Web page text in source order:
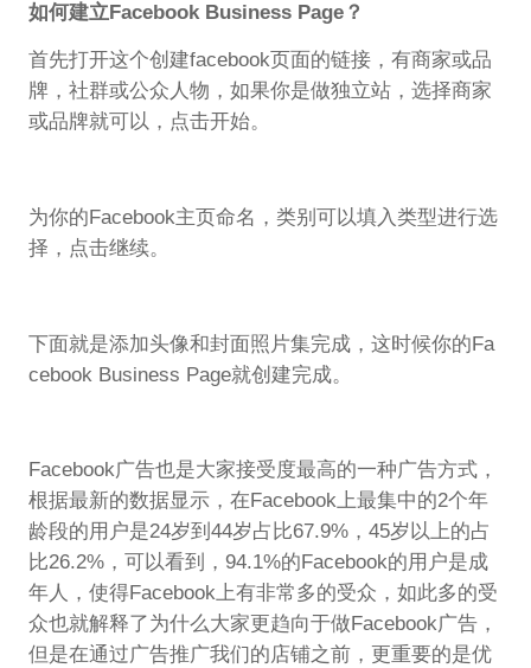
如何建立Facebook Business Page？
首先打开这个创建facebook页面的链接，有商家或品
牌，社群或公众人物，如果你是做独立站，选择商家
或品牌就可以，点击开始。
为你的Facebook主页命名，类别可以填入类型进行选
择，点击继续。
下面就是添加头像和封面照片集完成，这时候你的Fa
cebook Business Page就创建完成。
Facebook广告也是大家接受度最高的一种广告方式，
根据最新的数据显示，在Facebook上最集中的2个年
龄段的用户是24岁到44岁占比67.9%，45岁以上的占
比26.2%，可以看到，94.1%的Facebook的用户是成
年人，使得Facebook上有非常多的受众，如此多的受
众也就解释了为什么大家更趋向于做Facebook广告，
但是在通过广告推广我们的店铺之前，更重要的是优